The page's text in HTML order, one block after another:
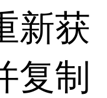
新获
复制